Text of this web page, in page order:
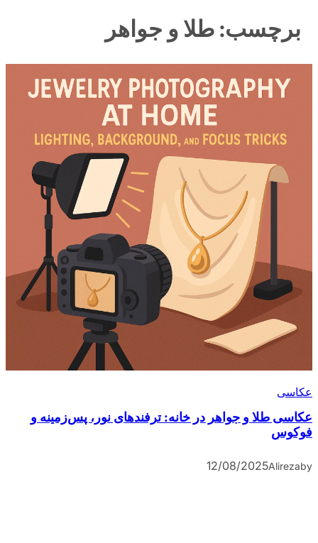
برچسب: طلا و جواهر
عکاسی
عکاسی طلا و جواهر در خانه: ترفندهای نور، پس‌زمینه و
فوکوس
by
Alireza
12/08/2025